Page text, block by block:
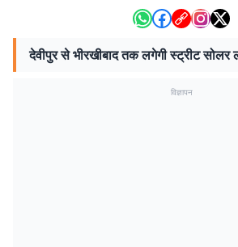
देवीपुर से भीरखीबाद तक लगेगी स्ट्रीट सोलर
विज्ञापन